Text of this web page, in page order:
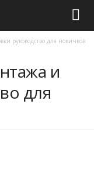
руководство для новичков
и
для